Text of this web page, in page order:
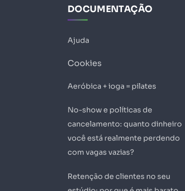
DOCUMENTAÇÃO
Ajuda
Cookies
Aeróbica + ioga = pilates
No-show e políticas de
cancelamento: quanto dinheiro
você está realmente perdendo
com vagas vazias?
Retenção de clientes no seu